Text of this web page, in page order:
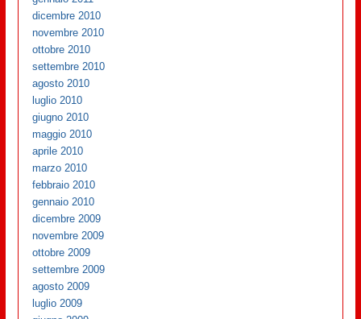
dicembre 2010
novembre 2010
ottobre 2010
settembre 2010
agosto 2010
luglio 2010
giugno 2010
maggio 2010
aprile 2010
marzo 2010
febbraio 2010
gennaio 2010
dicembre 2009
novembre 2009
ottobre 2009
settembre 2009
agosto 2009
luglio 2009